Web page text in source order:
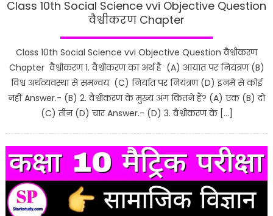
Class 10th Social Science vvi Objective Question
वैश्वीकरण Chapter
Class 10th Social Science vvi Objective Question वैश्वीकरण
Chapter वैश्वीकरण 1. वैश्वीकरण का अर्थ है (A) आयात पर नियंत्रण (B)
विश्व अर्थव्यवस्था से समन्वय (C) निर्यात पर नियंत्रण (D) इनमें से कोई
नहीं Answer.- (B) 2. वैश्वीकरण के मुख्य अंग कितने हैं? (A) एक (B) दो
(C) तीन (D) चार Answer.- (D) 3. वैश्वीकरण के […]